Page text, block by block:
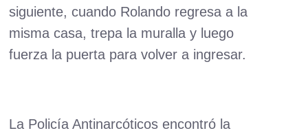
siguiente, cuando Rolando regresa a la
misma casa, trepa la muralla y luego
fuerza la puerta para volver a ingresar.
La Policía Antinarcóticos encontró la